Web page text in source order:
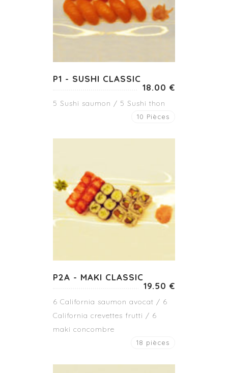
P1 - SUSHI CLASSIC
18.00 €
5 Sushi saumon / 5 Sushi thon
10 Pièces
P2A - MAKI CLASSIC
19.50 €
6 California saumon avocat / 6
California crevettes frutti / 6
maki concombre
18 pièces